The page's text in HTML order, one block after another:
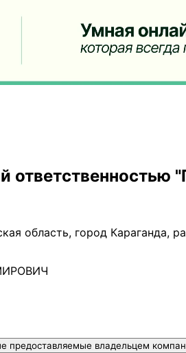
ответственностью
область, город
предоставляемые владельцем